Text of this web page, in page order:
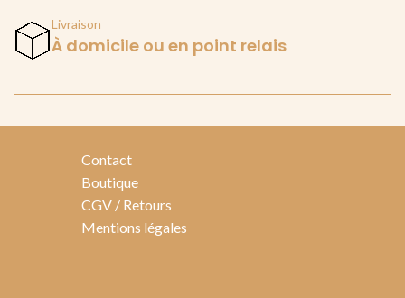
Livraison
À domicile ou en point relais
Contact
Boutique
CGV / Retours
Mentions légales